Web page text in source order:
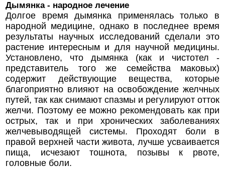
Дымянка - народное лечение
Долгое время дымянка применялась только в
народной медицине, однако в последнее время
результаты научных исследований сделали это
растение интересным и для научной медицины.
Установлено, что дымянка (как и чистотел -
представитель того же семейства маковых)
содержит действующие вещества, которые
благоприятно влияют на освобождение желчных
путей, так как снимают спазмы и регулируют отток
желчи. Поэтому ее можно рекомендовать как при
острых, так и при хронических заболеваниях
желчевыводящей системы. Проходят боли в
правой верхней части живота, лучше усваивается
пища, исчезают тошнота, позывы к рвоте,
головные боли.